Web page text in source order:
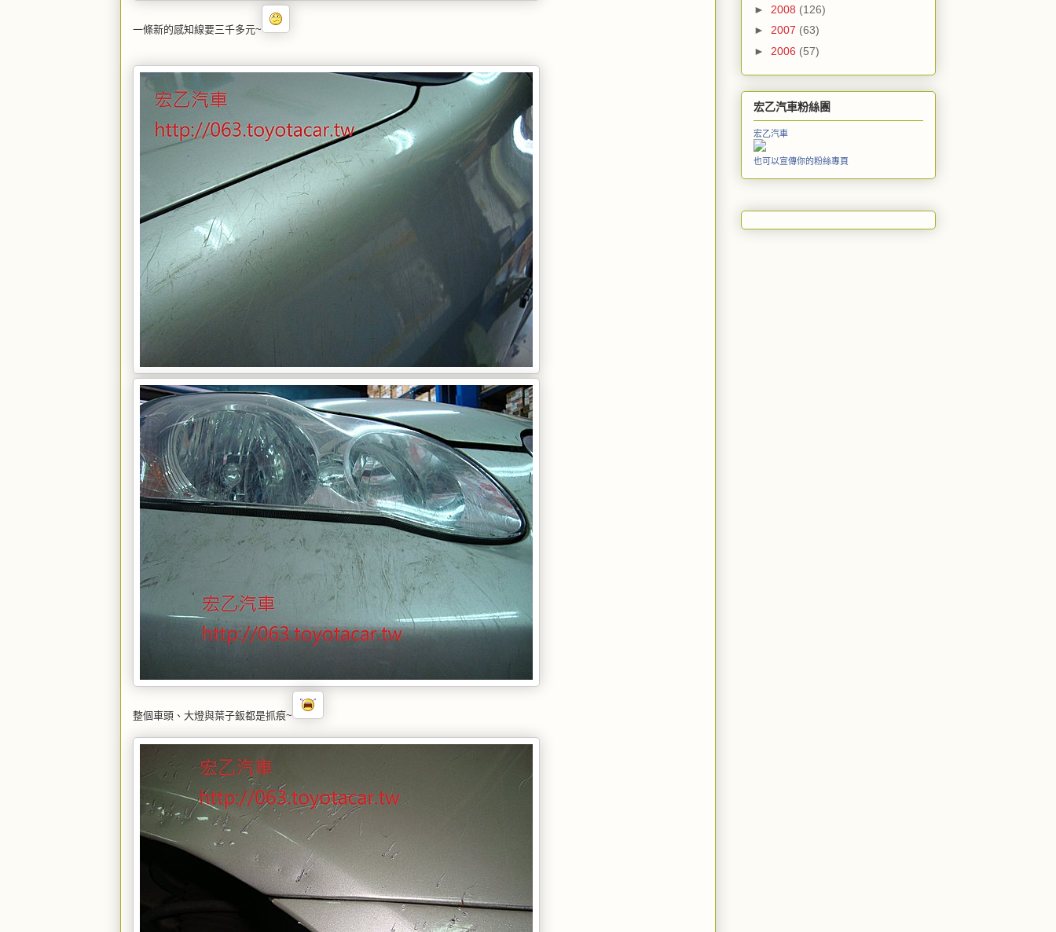
一條新的感知線要三千多元~
整個車頭、大燈與葉子鈑都是抓痕~
► 2008 (126)
► 2007 (63)
► 2006 (57)
宏乙汽車粉絲團
宏乙汽車
也可以宣傳你的粉絲專頁